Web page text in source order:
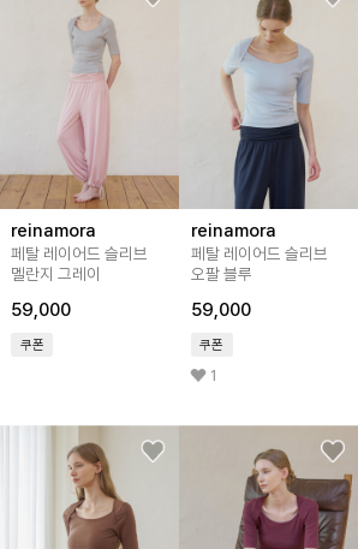
reinamora
페탈 레이어드 슬리브
멜란지 그레이
59,000
쿠폰
reinamora
페탈 레이어드 슬리브
오팔 블루
59,000
쿠폰
1